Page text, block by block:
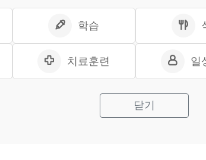
학습
치료훈련 일
닫기